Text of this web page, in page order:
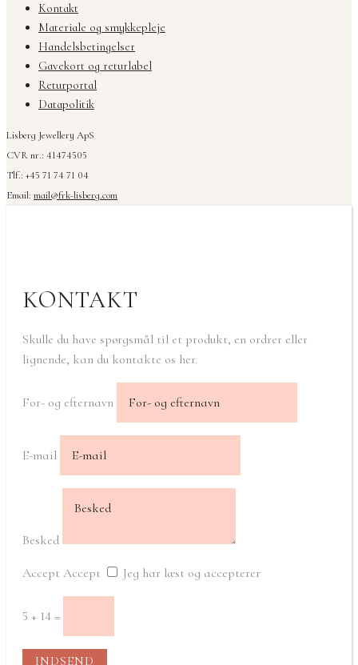
Kontakt
Materiale og smykkepleje
Handelsbetingelser
Gavekort og returlabel
Returportal
Datapolitik
Lisberg Jewellery ApS
CVR nr.: 41474505
Tlf.: +45 71 74 71 04
Email: mail@frk-lisberg.com
KONTAKT
Skulle du have spørgsmål til et produkt, en ordrer eller
lignende, kan du kontakte os her.
For- og efternavn
E-mail
Besked
Accept Accept Jeg har læst og accepterer
5 + 14 =
INDSEND